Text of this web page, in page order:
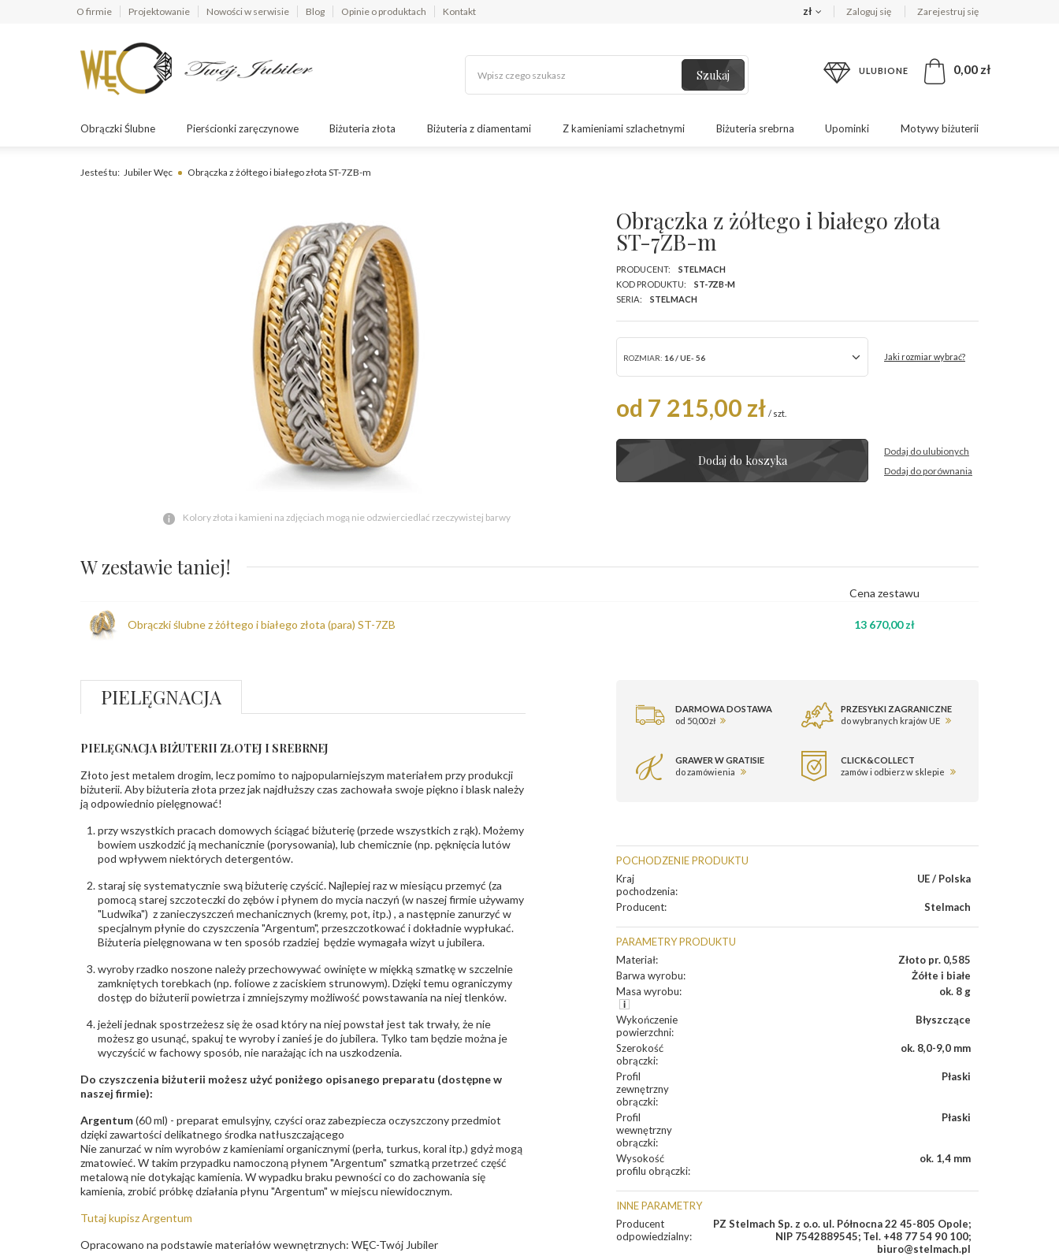
O firmie Projektowanie Nowości w serwisie Blog Opinie o produktach Kontakt zł Zaloguj się Zarejestruj się
Szukaj ULUBIONE 0,00 zł
Obrączki Ślubne Pierścionki zaręczynowe Biżuteria złota Biżuteria z diamentami Z kamieniami szlachetnymi Biżuteria srebrna Upominki Motywy biżuterii
Jesteś tu: Jubiler Węc Obrączka z żółtego i białego złota ST-7ZB-m
Kolory złota i kamieni na zdjęciach mogą nie odzwierciedlać rzeczywistej barwy
Obrączka z żółtego i białego złota
ST-7ZB-m
PRODUCENT:
STELMACH
KOD PRODUKTU:
ST-7ZB-M
SERIA:
STELMACH
ROZMIAR: 16 / UE- 56 Jaki rozmiar wybrać?
od 7 215,00 zł / szt.
Dodaj do koszyka
Dodaj do ulubionych
Dodaj do porównania
W zestawie taniej!
Cena zestawu
Obrączki ślubne z żółtego i białego złota (para) ST-7ZB 13 670,00 zł
DARMOWA DOSTAWA
od 50,00 zł
PRZESYŁKI ZAGRANICZNE
do wybranych krajów UE
GRAWER W GRATISIE
do zamówienia
CLICK&COLLECT
zamów i odbierz w sklepie
POCHODZENIE PRODUKTU
Kraj
pochodzenia:
UE / Polska
Producent: Stelmach
PARAMETRY PRODUKTU
Materiał:
Złoto pr. 0,585
Barwa wyrobu:
Żółte i białe
Masa wyrobu: ok. 8 g
Wykończenie
powierzchni:
Błyszczące
Szerokość
obrączki:
ok. 8,0-9,0 mm
Profil
zewnętrzny
obrączki:
Płaski
Profil
wewnętrzny
obrączki:
Płaski
Wysokość
profilu obrączki:
ok. 1,4 mm
INNE PARAMETRY
Producent
odpowiedzialny:
PZ Stelmach Sp. z o.o. ul. Północna 22 45-805 Opole;
NIP 7542889545; Tel. +48 77 54 90 100;
biuro@stelmach.pl
PIELĘGNACJA
PIELĘGNACJA BIŻUTERII ZŁOTEJ I SREBRNEJ
Złoto jest metalem drogim, lecz pomimo to najpopularniejszym materiałem przy produkcji
biżuterii. Aby biżuteria złota przez jak najdłuższy czas zachowała swoje piękno i blask należy
ją odpowiednio pielęgnować!
przy wszystkich pracach domowych ściągać biżuterię (przede wszystkich z rąk). Możemy
bowiem uszkodzić ją mechanicznie (porysowania), lub chemicznie (np. pęknięcia lutów
pod wpływem niektórych detergentów.
staraj się systematycznie swą biżuterię czyścić. Najlepiej raz w miesiącu przemyć (za
pomocą starej szczoteczki do zębów i płynem do mycia naczyń (w naszej firmie używamy
"Ludwika") z zanieczyszczeń mechanicznych (kremy, pot, itp.) , a następnie zanurzyć w
specjalnym płynie do czyszczenia "Argentum", przeszczotkować i dokładnie wypłukać.
Biżuteria pielęgnowana w ten sposób rzadziej będzie wymagała wizyt u jubilera.
wyroby rzadko noszone należy przechowywać owinięte w miękką szmatkę w szczelnie
zamkniętych torebkach (np. foliowe z zaciskiem strunowym). Dzięki temu ograniczymy
dostęp do biżuterii powietrza i zmniejszymy możliwość powstawania na niej tlenków.
jeżeli jednak spostrzeżesz się że osad który na niej powstał jest tak trwały, że nie
możesz go usunąć, spakuj te wyroby i zanieś je do jubilera. Tylko tam będzie można je
wyczyścić w fachowy sposób, nie narażając ich na uszkodzenia.
Do czyszczenia biżuterii możesz użyć poniżego opisanego preparatu (dostępne w
naszej firmie):
Argentum(60 ml) - preparat emulsyjny, czyści oraz zabezpiecza oczyszczony przedmiot
dzięki zawartości delikatnego środka natłuszczającego
Nie zanurzać w nim wyrobów z kamieniami organicznymi (perła, turkus, koral itp.) gdyż mogą
zmatowieć. W takim przypadku namoczoną płynem "Argentum" szmatką przetrzeć część
metalową nie dotykając kamienia. W wypadku braku pewności co do zachowania się
kamienia, zrobić próbkę działania płynu "Argentum" w miejscu niewidocznym.
Tutaj kupisz Argentum
Opracowano na podstawie materiałów wewnętrznych: WĘC-Twój Jubiler